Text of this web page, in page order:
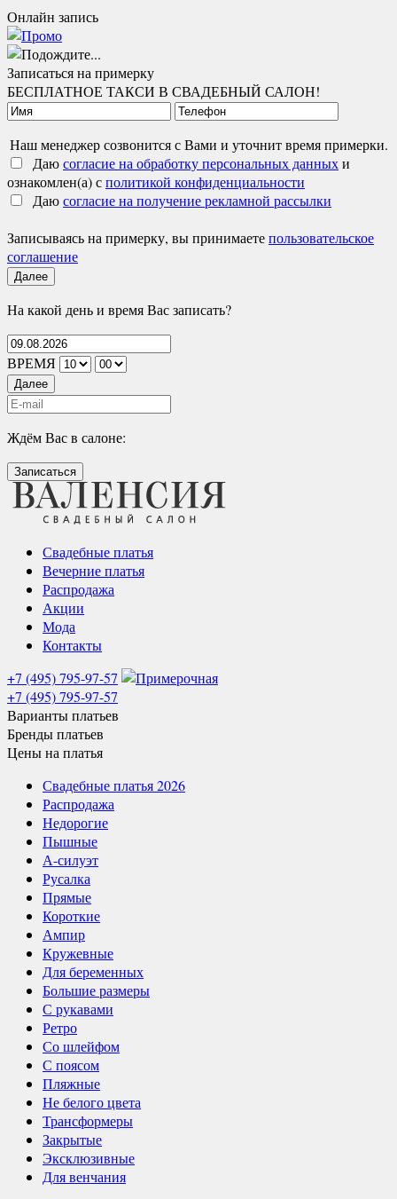
Онлайн запись
Записаться на примерку
БЕСПЛАТНОЕ ТАКСИ В СВАДЕБНЫЙ САЛОН!
Наш менеджер созвонится с Вами и уточнит время примерки.
Даюсогласие на обработку персональных данныхи
ознакомлен(а) сполитикой конфиденциальности
Даюсогласие на получение рекламной рассылки
Записываясь на примерку, вы принимаетепользовательское
соглашение
Далее
На какой день и время Вас записать?
ВРЕМЯ
Далее
Ждём Вас в салоне:
Записаться
Свадебные платья
Вечерние платья
Распродажа
Акции
Мода
Контакты
+7 (495) 795-97-57
+7 (495) 795-97-57
Вариантыплатьев
Брендыплатьев
Ценына платья
Свадебные платья 2026
Распродажа
Недорогие
Пышные
А-силуэт
Русалка
Прямые
Короткие
Ампир
Кружевные
Для беременных
Большие размеры
С рукавами
Ретро
Со шлейфом
С поясом
Пляжные
Не белого цвета
Трансформеры
Закрытые
Эксклюзивные
Для венчания